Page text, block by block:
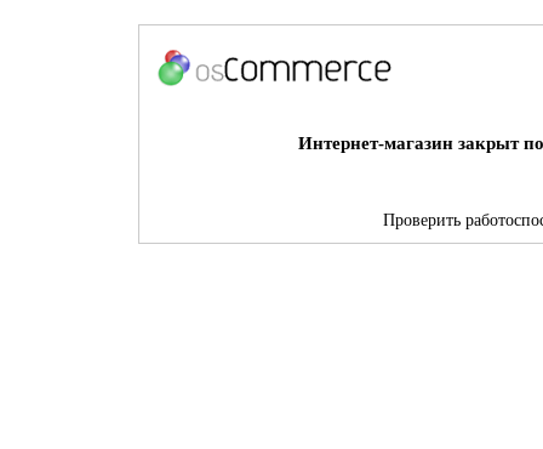
Интернет-магазин закрыт
Проверить